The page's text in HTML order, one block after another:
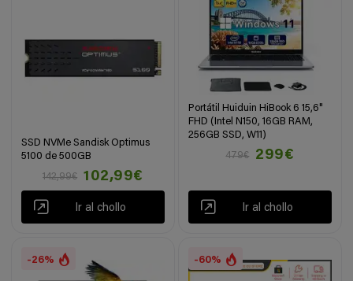
SSD NVMe Sandisk Optimus
5100 de 500GB
142,99€
102,99€
Ir al chollo
Portátil Huiduin HiBook 6 15,6"
FHD (Intel N150, 16GB RAM,
256GB SSD, W11)
479€
299€
Ir al chollo
-26% -60%